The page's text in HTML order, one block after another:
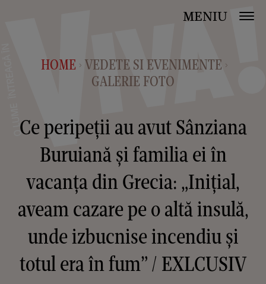
MENIU
HOME > VEDETE SI EVENIMENTE >
GALERIE FOTO
Ce peripeții au avut Sânziana
Buruiană și familia ei în
vacanța din Grecia: „Inițial,
aveam cazare pe o altă insulă,
unde izbucnise incendiu și
totul era în fum” / EXLCUSIV